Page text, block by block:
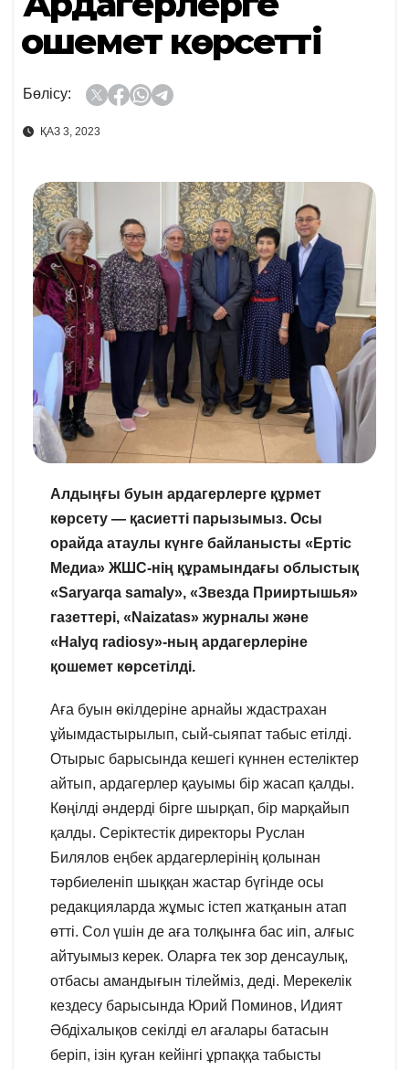
қошемет көрсетті
Бөлісу:
ҚАЗ 3, 2023
Алдыңғы буын ардагерлерге құрмет
көрсету — қасиетті парызымыз. Осы
орайда атаулы күнге байланысты «Ертіс
Медиа» ЖШС-нің құрамындағы облыстық
«Saryarqa samaly», «Звезда Прииртышья»
газеттері, «Naizatas» журналы және
«Halyq radiosy»-ның ардагерлеріне
қошемет көрсетілді.
Аға буын өкілдеріне арнайы ждастрахан
ұйымдастырылып, сый-сыяпат табыс етілді.
Отырыс барысында кешегі күннен естеліктер
айтып, ардагерлер қауымы бір жасап қалды.
Көңілді әндерді бірге шырқап, бір марқайып
қалды. Серіктестік директоры Руслан
Билялов еңбек ардагерлерінің қолынан
тәрбиеленіп шыққан жастар бүгінде осы
редакцияларда жұмыс істеп жатқанын атап
өтті. Сол үшін де аға толқынға бас иіп, алғыс
айтуымыз керек. Оларға тек зор денсаулық,
отбасы амандығын тілейміз, деді. Мерекелік
кездесу барысында Юрий Поминов, Идият
Әбдіхалықов секілді ел ағалары батасын
беріп, ізін қуған кейінгі ұрпаққа табысты